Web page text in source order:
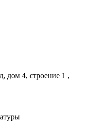
дом 4, строение 1 ,